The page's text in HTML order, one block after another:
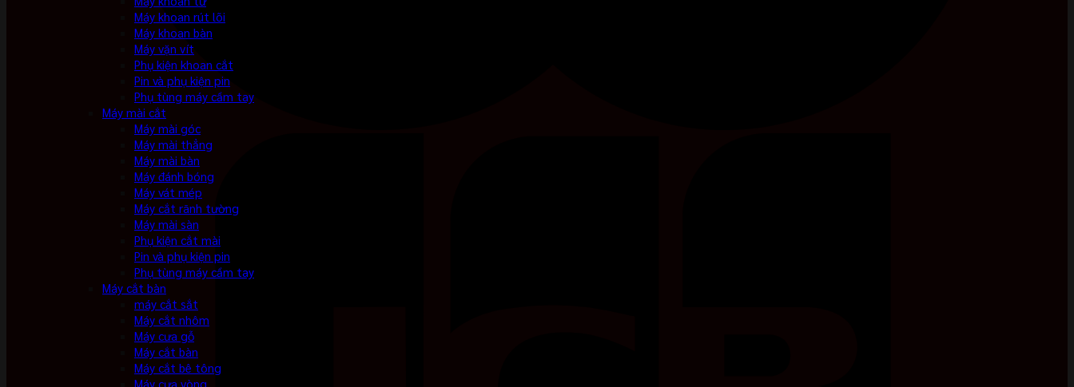
Máy khoan rút lõi
Máy khoan bàn
Máy vặn vít
Phụ kiện khoan cắt
Pin và phụ kiện pin
Phụ tùng máy cầm tay
Máy mài cắt
Máy mài góc
Máy mài thẳng
Máy mài bàn
Máy đánh bóng
Máy vát mép
Máy cắt rãnh tường
Máy mài sàn
Phụ kiện cắt mài
Pin và phụ kiện pin
Phụ tùng máy cầm tay
Máy cắt bàn
máy cắt sắt
Máy cắt nhôm
Máy cưa gỗ
Máy cắt bàn
Máy cắt bê tông